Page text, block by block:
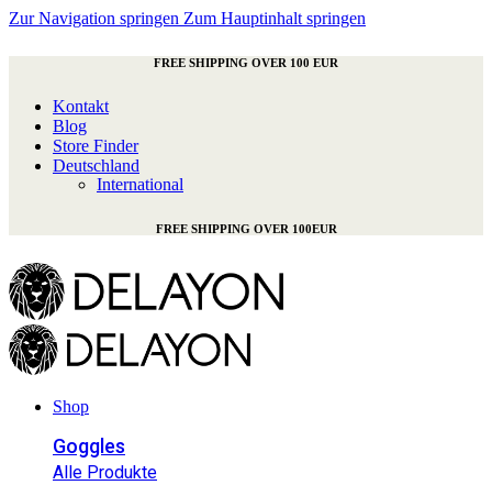
Zur Navigation springen Zum Hauptinhalt springen
FREE SHIPPING OVER 100 EUR
Kontakt
Blog
Store Finder
Deutschland
International
FREE SHIPPING OVER 100EUR
Shop
Goggles
Alle Produkte